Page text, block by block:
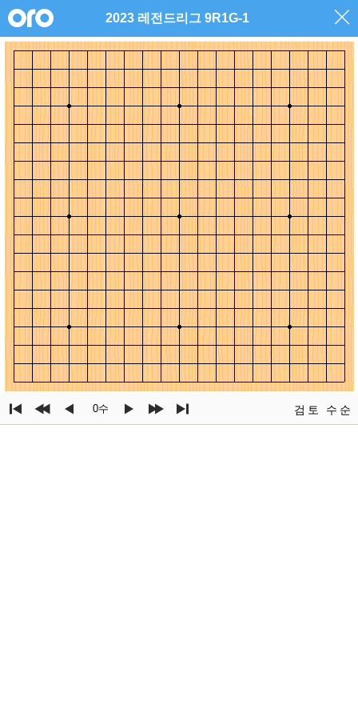
2023 레전드리그 9R1G-1
0수 검토 수순